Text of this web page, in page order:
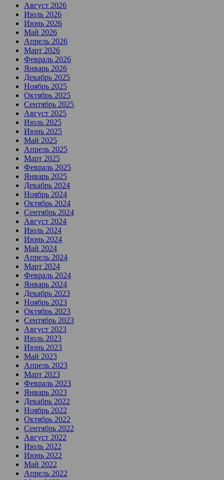
Август 2026
Июль 2026
Июнь 2026
Май 2026
Апрель 2026
Март 2026
Февраль 2026
Январь 2026
Декабрь 2025
Ноябрь 2025
Октябрь 2025
Сентябрь 2025
Август 2025
Июль 2025
Июнь 2025
Май 2025
Апрель 2025
Март 2025
Февраль 2025
Январь 2025
Декабрь 2024
Ноябрь 2024
Октябрь 2024
Сентябрь 2024
Август 2024
Июль 2024
Июнь 2024
Май 2024
Апрель 2024
Март 2024
Февраль 2024
Январь 2024
Декабрь 2023
Ноябрь 2023
Октябрь 2023
Сентябрь 2023
Август 2023
Июль 2023
Июнь 2023
Май 2023
Апрель 2023
Март 2023
Февраль 2023
Январь 2023
Декабрь 2022
Ноябрь 2022
Октябрь 2022
Сентябрь 2022
Август 2022
Июль 2022
Июнь 2022
Май 2022
Апрель 2022